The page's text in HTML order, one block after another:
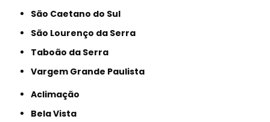
São Caetano do Sul
São Lourenço da Serra
Taboão da Serra
Vargem Grande Paulista
Aclimação
Bela Vista